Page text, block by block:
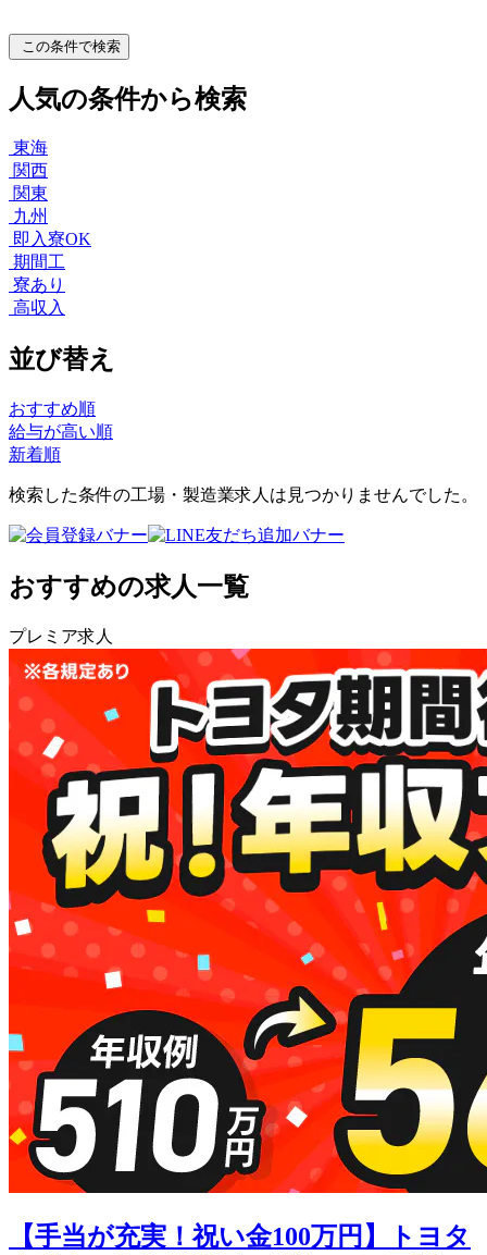
この条件で検索
人気の条件から検索
東海
関西
関東
九州
即入寮OK
期間工
寮あり
高収入
並び替え
おすすめ順
給与が高い順
新着順
検索した条件の工場・製造業求人は見つかりませんでした。
おすすめの求人一覧
プレミア求人
【手当が充実！祝い金100万円】トヨタ